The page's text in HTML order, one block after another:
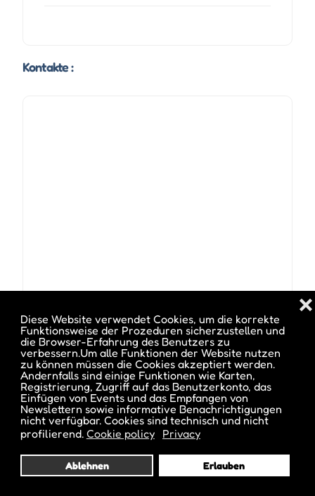
Diese Website verwendet Cookies, um die korrekte
Funktionsweise der Prozeduren sicherzustellen und
die Browser-Erfahrung des Benutzers zu
verbessern.Um alle Funktionen der Website nutzen
zu können müssen die Cookies akzeptiert werden.
Andernfalls sind einige Funktionen wie Karten,
Registrierung, Zugriff auf das Benutzerkonto, das
Einfügen von Events und das Empfangen von
Newslettern sowie informative Benachrichtigungen
nicht verfügbar. Cookies sind technisch und nicht
profilierend. Cookie policy Privacy
Ablehnen Erlauben
❌
Kontakte :
Veranstalter :
Brixen Tourismus Genossenschaft - Bressanone
Turismo Soc. Coop.
(Siehe weitere Events dieses Veranstalters)
Location : Hofburg
Adresse : Hofburgplatz 2, Brixen, BZ